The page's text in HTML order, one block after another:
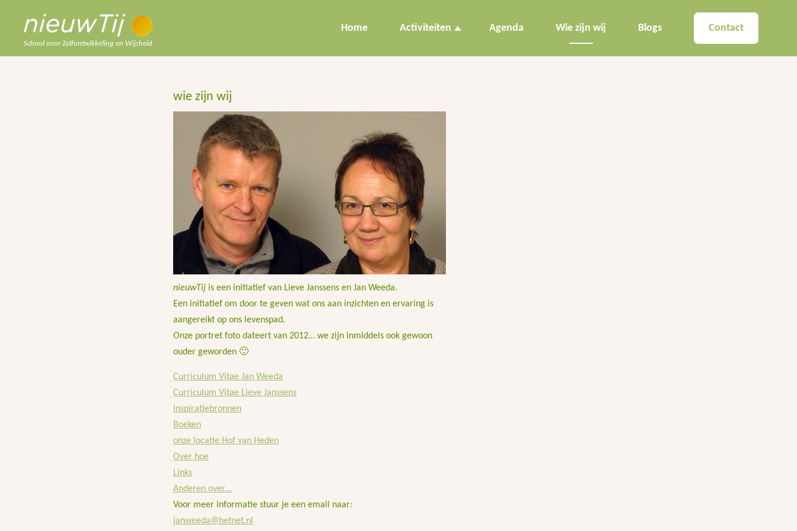
School voor Zelfontwikkeling en Wijsheid
Home Activiteiten Agenda Wie zijn wij Blogs Contact
wie zijn wij
nieuwTij is een initiatief van Lieve Janssens en Jan Weeda.
Een initiatief om door te geven wat ons aan inzichten en ervaring is
aangereikt op ons levenspad.
Onze portret foto dateert van 2012… we zijn inmiddels ook gewoon
ouder geworden 🙂
Curriculum Vitae Jan Weeda
Curriculum Vitae Lieve Janssens
Inspiratiebronnen
Boeken
onze locatie Hof van Heden
Over hoe
Links
Anderen over…
Voor meer informatie stuur je een email naar:
janweeda@hetnet.nl